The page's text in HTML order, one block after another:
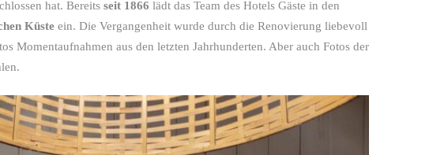
hat. Bereits seit 1866 lädt das Team des Hotels Gäste in den
Küste ein. Die Vergangenheit wurde durch die Renovierung liebevoll
Momentaufnahmen aus den letzten Jahrhunderten. Aber auch Fotos der